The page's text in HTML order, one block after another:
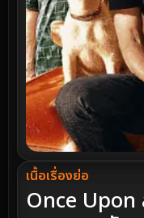
เนื้อเรื่องย่อ
Once